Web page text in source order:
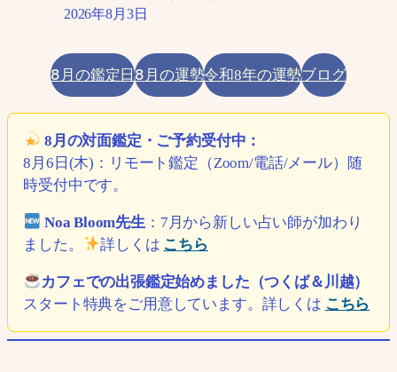
2026年8月3日
8月の鑑定日8月の運勢令和8年の運勢ブログ
8月の対面鑑定・ご予約受付中：
8月6日(木)：リモート鑑定（Zoom/電話/メール）随
時受付中です。
Noa Bloom先生：7月から新しい占い師が加わり
ました。
詳しくは こちら
カフェでの出張鑑定始めました（つくば＆川越）
スタート特典をご用意しています。詳しくは こちら